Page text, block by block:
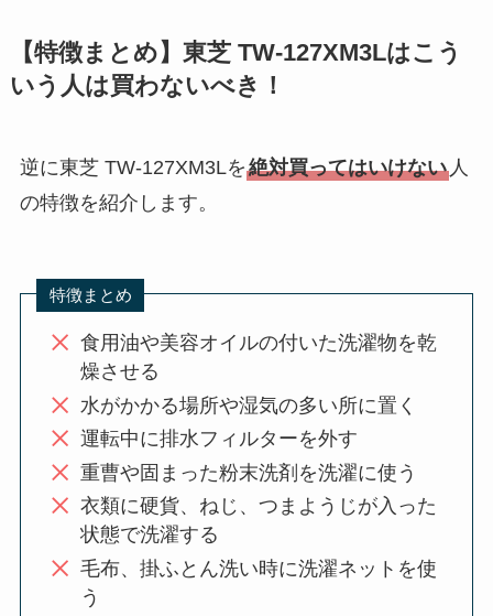
【特徴まとめ】東芝 TW-127XM3Lはこう
いう人は買わないべき！
逆に東芝 TW-127XM3Lを絶対買ってはいけない人
の特徴を紹介します。
特徴まとめ
食用油や美容オイルの付いた洗濯物を乾
燥させる
水がかかる場所や湿気の多い所に置く
運転中に排水フィルターを外す
重曹や固まった粉末洗剤を洗濯に使う
衣類に硬貨、ねじ、つまようじが入った
状態で洗濯する
毛布、掛ふとん洗い時に洗濯ネットを使
う